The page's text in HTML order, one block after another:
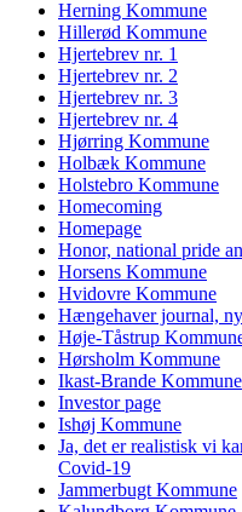
Herning Kommune
Hillerød Kommune
Hjertebrev nr. 1
Hjertebrev nr. 2
Hjertebrev nr. 3
Hjertebrev nr. 4
Hjørring Kommune
Holbæk Kommune
Holstebro Kommune
Homecoming
Homepage
Honor, national pride
Horsens Kommune
Hvidovre Kommune
Hængehaver journal,
Høje-Tåstrup
Hørsholm Kommune
Ikast-Brande Kommune
Investor page
Ishøj Kommune
Ja, det er realistisk vi
Covid-19
Jammerbugt Kommune